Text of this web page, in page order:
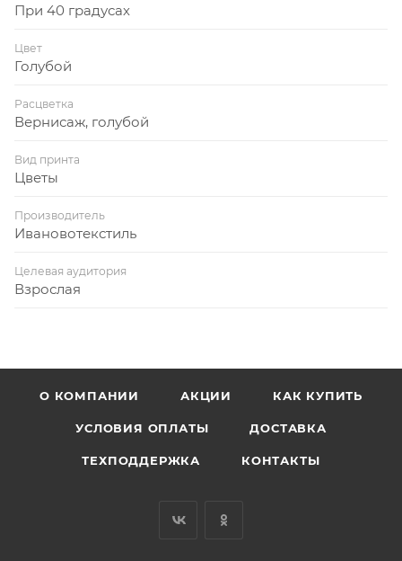
При 40 градусах
Цвет
Голубой
Расцветка
Вернисаж, голубой
Вид принта
Цветы
Производитель
Ивановотекстиль
Целевая аудитория
Взрослая
О КОМПАНИИ АКЦИИ КАК КУПИТЬ
УСЛОВИЯ ОПЛАТЫ ДОСТАВКА
ТЕХПОДДЕРЖКА КОНТАКТЫ